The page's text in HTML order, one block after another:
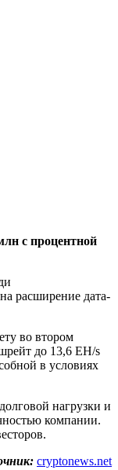
с процентной
расширение дата-
во втором
до 13,6 EH/s
в условиях
нагрузки и
компании.
cryptonews.net